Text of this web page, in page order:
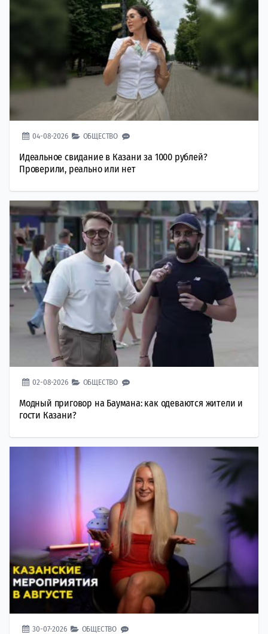
04-08-2026 ОБЩЕСТВО
Идеальное свидание в Казани за 1000 рублей?
Проверили, реально или нет
02-08-2026 ОБЩЕСТВО
Модный приговор на Баумана: как одеваются жители и
гости Казани?
30-07-2026 ОБЩЕСТВО